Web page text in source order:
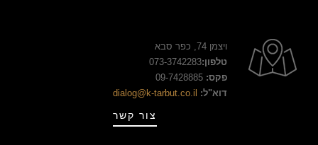
ויצמן 74, כפר סבא
טלפון:073-3742283
פקס:
דוא"ל: dialog@k-tarbut.co.il
צור קשר